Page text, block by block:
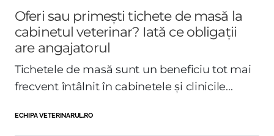
Oferi sau primești tichete de masă la
cabinetul veterinar? Iată ce obligații
are angajatorul
Tichetele de masă sunt un beneficiu tot mai
frecvent întâlnit în cabinetele și clinicile...
ECHIPA VETERINARUL.RO